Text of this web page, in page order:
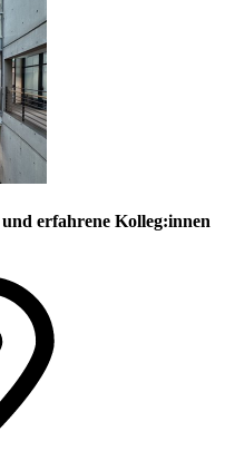
erfahrene Kolleg:innen